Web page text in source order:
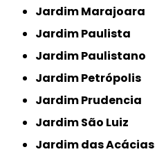
Jardim Marajoara
Jardim Paulista
Jardim Paulistano
Jardim Petrópolis
Jardim Prudencia
Jardim São Luiz
Jardim das Acácias